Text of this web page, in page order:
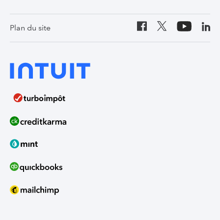
United States
Plan du site